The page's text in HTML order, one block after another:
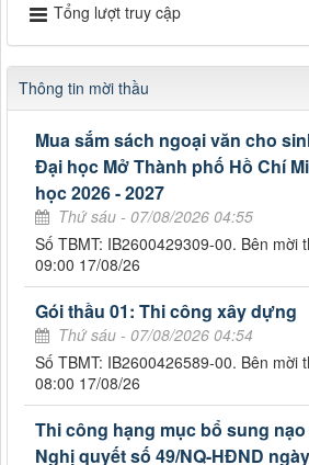
Tổng lượt truy cập
Thông tin mời thầu
Mua sắm sách ngoại văn cho
Đại học Mở Thành phố Hồ Chí
học 2026 - 2027
Thứ sáu - 07/08/2026 04:55
Số TBMT: IB2600429309-00. Bên mời
09:00 17/08/26
Gói thầu 01: Thi công xây dựng
Thứ sáu - 07/08/2026 04:54
Số TBMT: IB2600426589-00. Bên mời
08:00 17/08/26
Thi công hạng mục bổ sung
Nghị quyết số 49/NQ-HĐND